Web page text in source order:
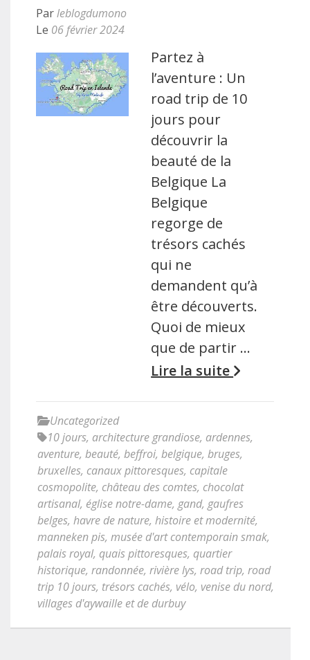
Parleblogdumono
Le 06 février 2024
Partez à
l’aventure : Un
road trip de 10
jours pour
découvrir la
beauté de la
Belgique La
Belgique
regorge de
trésors cachés
qui ne
demandent qu’à
être découverts.
Quoi de mieux
que de partir …
Lire la suite
Uncategorized
10 jours, architecture grandiose, ardennes,
aventure, beauté, beffroi, belgique, bruges,
bruxelles, canaux pittoresques, capitale
cosmopolite, château des comtes, chocolat
artisanal, église notre-dame, gand, gaufres
belges, havre de nature, histoire et modernité,
manneken pis, musée d'art contemporain smak,
palais royal, quais pittoresques, quartier
historique, randonnée, rivière lys, road trip, road
trip 10 jours, trésors cachés, vélo, venise du nord,
villages d'aywaille et de durbuy